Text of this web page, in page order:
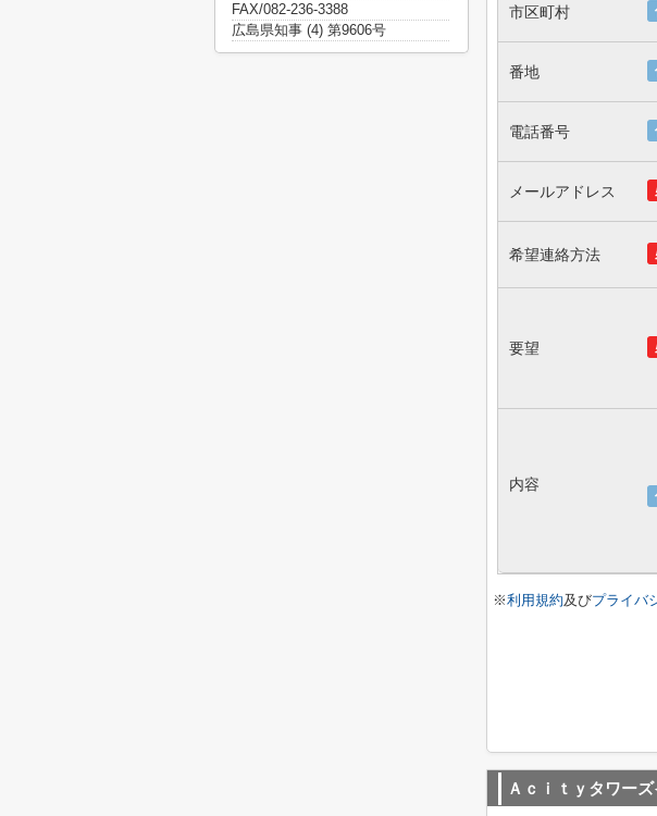
市区町村
番地
電話番号
メールアドレス
希望連絡方法
要望
内容
※利用規約及びプライバ
Ａｃｉｔｙタワー
FAX/082-236-3388
広島県知事 (4) 第9606号